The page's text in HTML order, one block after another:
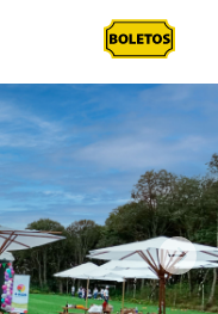
Next